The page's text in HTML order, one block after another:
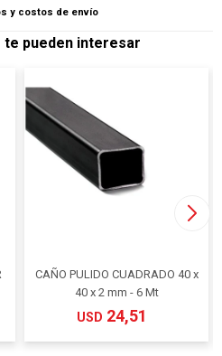
y costos de envío
te pueden interesar
CAÑO PULIDO CUADRADO 40 x
40 x 2 mm - 6 Mt
USD 24,51